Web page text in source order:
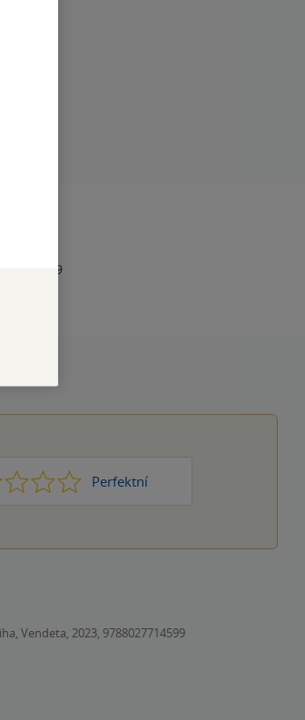
1459-9
4 Perfektní
5
Vendeta, 2023, 9788027714599